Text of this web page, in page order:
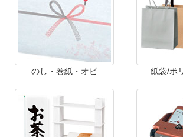
のし・巻紙・オビ 紙袋/ポ